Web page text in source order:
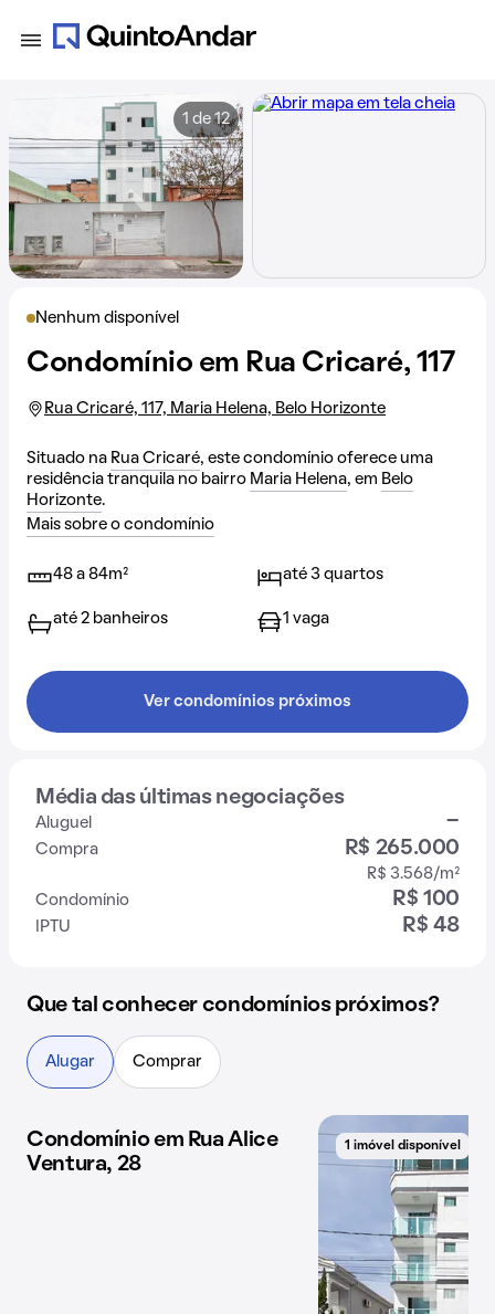
Nenhum disponível
Condomínio em Rua Cricaré, 117
Rua Cricaré, 117, Maria Helena, Belo Horizonte
Situado na Rua Cricaré, este condomínio oferece uma
residência tranquila no bairro Maria Helena, em Belo
Horizonte.
Mais sobre o condomínio
48 a 84m² até 3 quartos
até 2 banheiros 1 vaga
Ver condomínios próximos
Média das últimas negociações
Aluguel -
Compra R$ 265.000
R$ 3.568/m²
Condomínio
R$ 100
IPTU R$ 48
1 de 12
Que tal conhecer condomínios próximos?
Alugar Comprar
1 imóvel disponível
Condomínio em Rua Alice
Ventura, 28
1 imóvel disponível